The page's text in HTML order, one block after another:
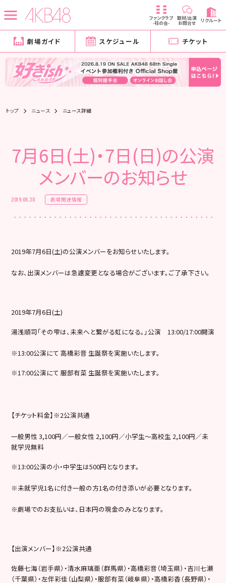
ファンクラブ
-柱の会-
取材/出演
お問合せ リクルート
劇場ガイド スケジュール チケット
トップ ニュース ニュース詳細
7月6日(土)・7日(日)の公演
メンバーのお知らせ
2019.06.30 劇場関連情報
2019年7月6日(土)の公演メンバーをお知らせいたします。
なお、出演メンバーは急遽変更となる場合がございます。ご了承下さい。
2019年7月6日(土)
湯浅順司「その雫は、未来へと繋がる虹になる。」公演 13:00/17:00開演
※13:00公演にて 高橋彩音 生誕祭を実施いたします。
※17:00公演にて 服部有菜 生誕祭を実施いたします。
【チケット料金】※2公演共通
一般男性 3,100円／一般女性 2,100円／小学生～高校生 2,100円／未
就学児無料
※13:00公演の小・中学生は500円となります。
※未就学児1名に付き一般の方1名の付き添いが必要となります。
※劇場でのお支払いは、日本円の現金のみとなります。
【出演メンバー】※2公演共通
佐藤七海（岩手県）・清水麻璃亜（群馬県）・高橋彩音（埼玉県）・吉川七瀬
（千葉県）・左伴彩佳（山梨県）・服部有菜（岐阜県）・高橋彩香（長野県）・